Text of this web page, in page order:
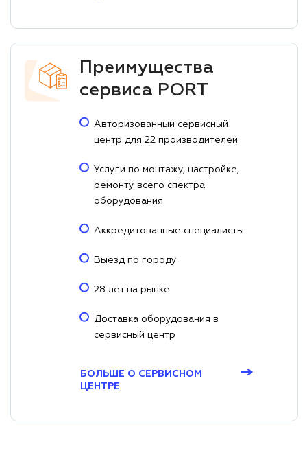
Преимущества
сервиса PORT
Авторизованный сервисный
центр для 22 производителей
Услуги по монтажу, настройке,
ремонту всего спектра
оборудования
Аккредитованные специалисты
Выезд по городу
28 лет на рынке
Доставка оборудования в
сервисный центр
БОЛЬШЕ О СЕРВИСНОМ
ЦЕНТРЕ
→